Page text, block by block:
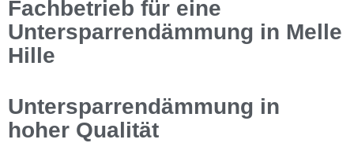
Fachbetrieb für eine
Untersparrendämmung in Melle
Hille
Untersparrendämmung in
hoher Qualität